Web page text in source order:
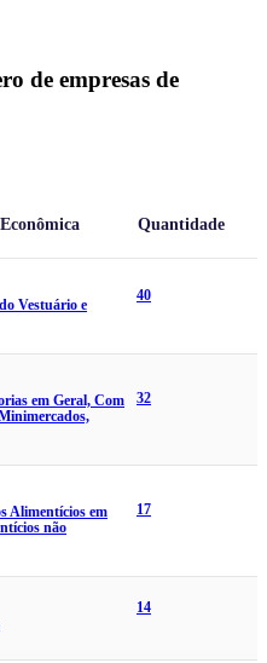
de empresas de
Quantidade
Vestuário e
40
em Geral, Com
32
Alimentícios em
não
17
14